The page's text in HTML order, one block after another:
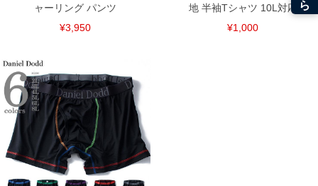
ャーリング パンツ
¥3,950
地 半袖Tシャツ 10L対応
¥1,000